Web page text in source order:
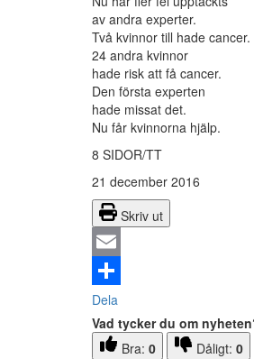
av andra experter.
Två kvinnor till hade cancer.
24 andra kvinnor
hade risk att få cancer.
Den första experten
hade missat det.
Nu får kvinnorna hjälp.
8 SIDOR/TT
21 december 2016
Skriv ut
Email
Dela
Vad tycker du om
Bra: 0 Dåligt: 0